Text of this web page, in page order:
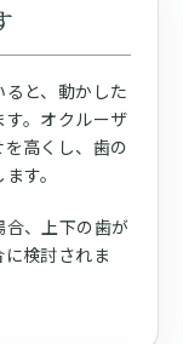
と、動かした
。オクルーザ
高くし、歯の
す。
、上下の歯が
検討されま